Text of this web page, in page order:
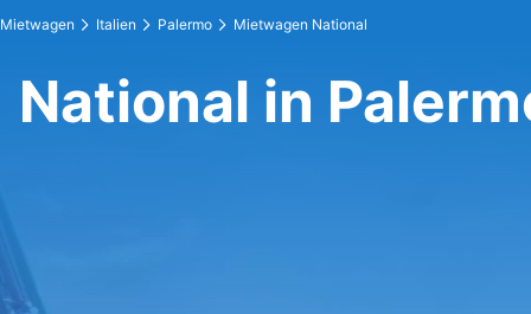
Mietwagen Italien Palermo Mietwagen National
National in